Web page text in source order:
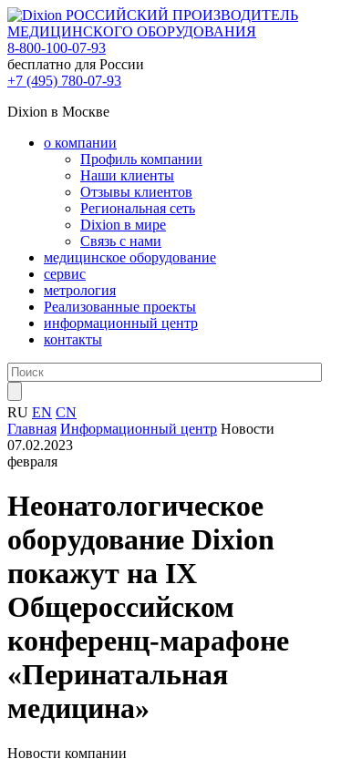
РОССИЙСКИЙ ПРОИЗВОДИТЕЛЬ
МЕДИЦИНСКОГО ОБОРУДОВАНИЯ
8-800-100-07-93
бесплатно для России
+7 (495) 780-07-93
Dixion в Москве
о компании
Профиль компании
Наши клиенты
Отзывы клиентов
Региональная сеть
Dixion в мире
Связь с нами
медицинское оборудование
сервис
метрология
Реализованные проекты
информационный центр
контакты
RU EN CN
Главная Информационный центр Новости
07.02.2023
февраля
Неонатологическое
оборудование Dixion
покажут на IX
Общероссийском
конференц-марафоне
«Перинатальная
медицина»
Новости компании